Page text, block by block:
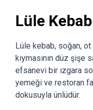
Lüle Kebab
Lüle kebab, soğan, ot
kıymasının düz şişe
efsanevi bir ızgara
yemeği ve restoran
dokusuyla ünlüdür.